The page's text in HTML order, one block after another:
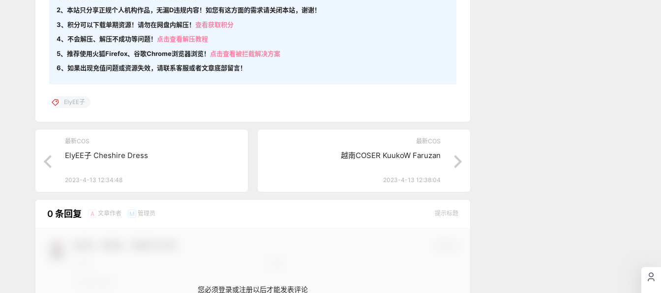
2、本站只分享正规个人机构作品，无漏D违规内容！如您有这方面的需求请关闭本站，谢谢！
3、积分可以下载单期资源！请勿在网盘内解压！ 查看获取积分
4、不会解压、解压不成功等问题！
点击查看解压教程
5、推荐使用火狐Firefox、谷歌Chrome浏览器浏览！
点击查看被拦截解决方案
6、如果出现充值问题或资源失效，请联系客服或者文章底部留言！
ElyEE子
最新COS
ElyEE子 Cheshire Dress
2023-4-13 12:34:48
最新COS
越南COSER KuukoW Faruzan
2023-4-13 12:38:04
0 条回复 A 文章作者 M 管理员 提示标题
您必须登录或注册以后才能发表评论